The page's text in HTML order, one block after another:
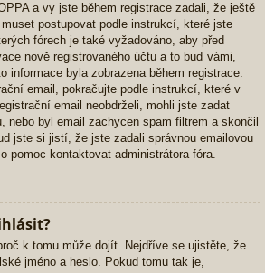
a vy jste během registrace zadali, že ještě
postupovat podle instrukcí, které jste
fórech je také vyžadováno, aby před
nově registrovaného účtu a to buď vámi,
informace byla zobrazena během registrace.
email, pokračujte podle instrukcí, které v
email neobdrželi, mohli jste zadat
nebo byl email zachycen spam filtrem a skončil
jste si jistí, že jste zadali správnou emailovou
pomoc kontaktovat administrátora fóra.
k tomu může dojít. Nejdříve se ujistěte, že
jméno a heslo. Pokud tomu tak je,